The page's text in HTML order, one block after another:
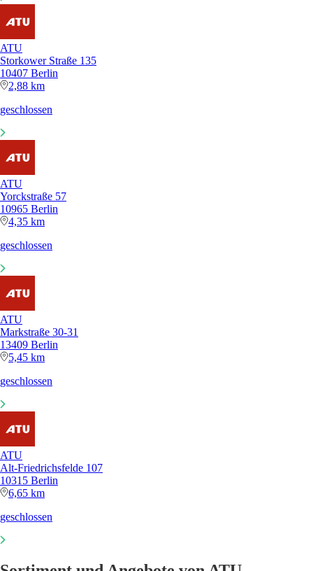
ATU
Storkower Straße 135
10407 Berlin
2,88 km
geschlossen
ATU
Yorckstraße 57
10965 Berlin
4,35 km
geschlossen
ATU
Markstraße 30-31
13409 Berlin
5,45 km
geschlossen
ATU
Alt-Friedrichsfelde 107
10315 Berlin
6,65 km
geschlossen